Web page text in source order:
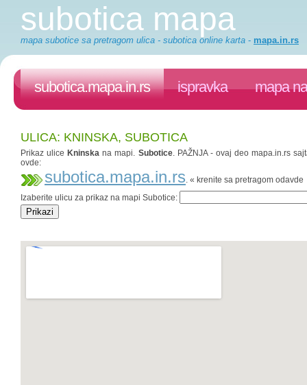
subotica mapa
mapa subotice sa pretragom ulica - subotica online karta - mapa.in.rs
subotica.mapa.in.rs ispravka mapa
ULICA: KNINSKA, SUBOTICA
Prikaz ulice Kninska na mapi. Subotice. PAŽNJA - ovaj deo mapa.in.rs
ovde:
subotica.mapa.in.rs. « krenite sa pretragom odavde
Izaberite ulicu za prikaz na mapi Subotice: